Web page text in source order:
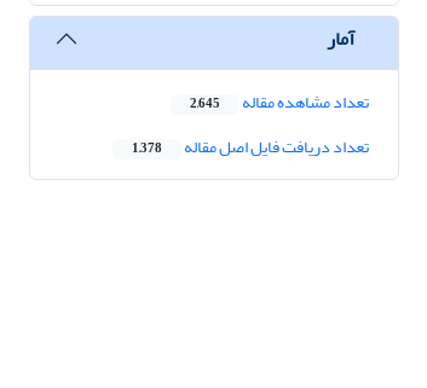
آمار
تعداد مشاهده مقاله 2,645
تعداد دریافت فایل اصل مقاله 1,378